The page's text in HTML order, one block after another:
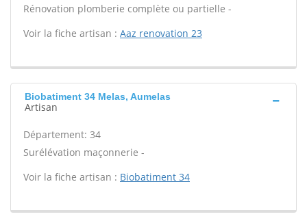
Rénovation plomberie complète ou partielle -
Voir la fiche artisan : Aaz renovation 23
Biobatiment 34 Melas, Aumelas
Artisan
Département: 34
Surélévation maçonnerie -
Voir la fiche artisan : Biobatiment 34